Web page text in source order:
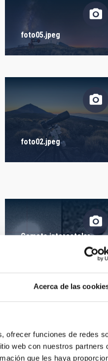
Acerca de las
ofrecer funciones de redes
web con nuestros partners
que les haya
foto05.jpeg
foto02.jpeg
Cometa interestelar
Entrevista a Verónica
Diamante de Canarias